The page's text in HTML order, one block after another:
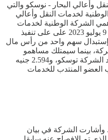
سهم من أسهم الشركة الوطنية لخدمات النقل وأعالي البحار - نوسكو والتي
لخدمات النقل وأعالي
الشركة الوطنية لخدمات
النقل وأعالي البحار - نوسكو وذلك مقابل الأسهم المباعة لهم بالشركة وإجراءات قيد أسهم الزيادة فور الانتهاء منها. ووافقت الجمعية العمومية غير العادية لشركة ايجيترانس يوم 9 يوليو 2023 على على تنفيذ
بإستبدال سهم واحد من رأس مال
إجمالي رأس مال ايجيترانس إلى حوالي 224.9 مليون جنيه، وسيمتلك مساهمي ايجيترانس الحالين 70.17% من الشركة، بينما سيمتلك مساهمو
نوسكو النسبة المتبقية البالغة 29.83%. وتمت الموافقة على الصفقة بالقيمة العادلة للسهم وفقا لتقييم شركة آرتشر للاستشارات المالية بقيمة 58.033 جنيه مصري للسهم الواحد الشركة توسكو، و2.594 جنيه
المنتدب للخدمات
تحت عنوان"فيركيم مصر تدرس انشاء مجمع للأسمدة الفوسفاتية بإستثمارات 500 مليون دولار". وأشارت الشركة في بيان